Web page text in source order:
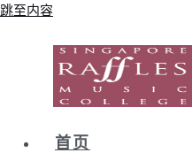
跳至内容
首页